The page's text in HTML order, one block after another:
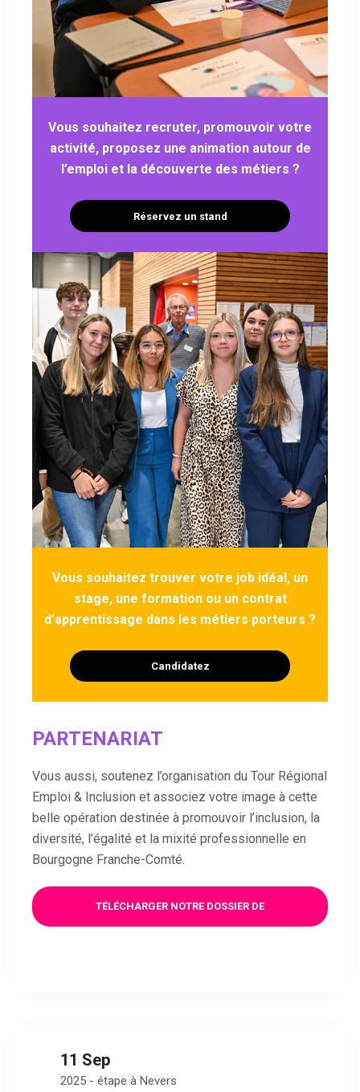
Vous souhaitez recruter, promouvoir votre
activité, proposez une animation autour de
l’emploi et la découverte des métiers ?
Réservez un stand
Vous souhaitez trouver votre job idéal, un
stage, une formation ou un contrat
d’apprentissage dans les métiers porteurs ?
Candidatez
PARTENARIAT
Vous aussi, soutenez l’organisation du Tour Régional
Emploi & Inclusion et associez votre image à cette
belle opération destinée à promouvoir l’inclusion, la
diversité, l’égalité et la mixité professionnelle en
Bourgogne Franche-Comté.
TÉLÉCHARGER NOTRE DOSSIER DE
11 Sep
2025 - étape à Nevers